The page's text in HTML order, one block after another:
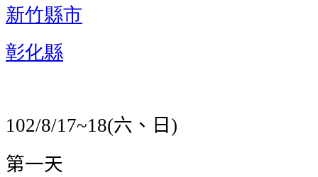
新竹縣市
彰化縣
102/8/17~18(六、日)
第一天